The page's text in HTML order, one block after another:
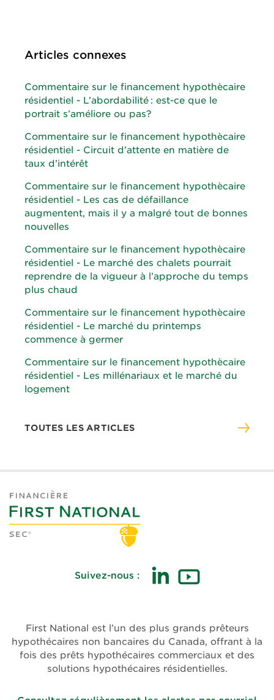
Articles connexes
Commentaire sur le financement hypothècaire
résidentiel - L’abordabilité : est-ce que le
portrait s’améliore ou pas?
Commentaire sur le financement hypothècaire
résidentiel - Circuit d’attente en matière de
taux d’intérêt
Commentaire sur le financement hypothècaire
résidentiel - Les cas de défaillance
augmentent, mais il y a malgré tout de bonnes
nouvelles
Commentaire sur le financement hypothècaire
résidentiel - Le marché des chalets pourrait
reprendre de la vigueur à l’approche du temps
plus chaud
Commentaire sur le financement hypothècaire
résidentiel - Le marché du printemps
commence à germer
Commentaire sur le financement hypothècaire
résidentiel - Les millénariaux et le marché du
logement
TOUTES LES ARTICLES
Suivez-nous :
nouvelle
fenêtre)
nouvelle
fenêtre)
First National est l’un des plus grands prêteurs
hypothécaires non bancaires du Canada, offrant à la
fois des prêts hypothécaires commerciaux et des
solutions hypothécaires résidentielles.